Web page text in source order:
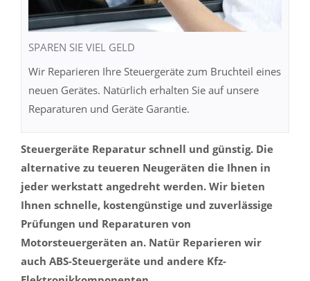
SPAREN SIE VIEL GELD
Wir Reparieren Ihre Steuergeräte zum Bruchteil eines
neuen Gerätes. Natürlich erhalten Sie auf unsere
Reparaturen und Geräte Garantie.
Steuergeräte Reparatur schnell und günstig. Die
alternative zu teueren Neugeräten die Ihnen in
jeder werkstatt angedreht werden. Wir bieten
Ihnen schnelle, kostengünstige und zuverlässige
Prüfungen und Reparaturen von
Motorsteuergeräten an. Natür Reparieren wir
auch ABS-Steuergeräte und andere Kfz-